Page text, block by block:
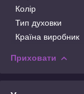
Колір
Тип духовки
Країна виробник
Приховати